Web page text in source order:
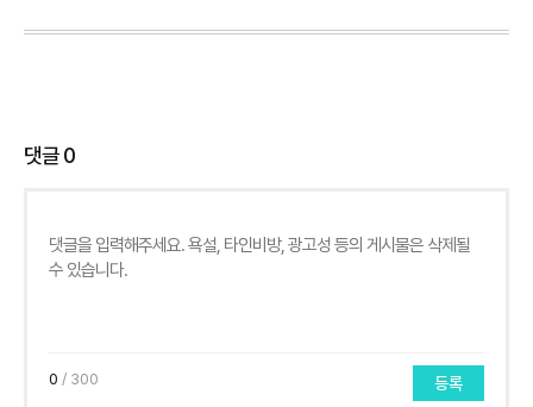
댓글0
0 / 300 등록